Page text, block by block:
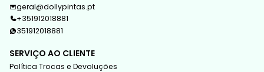
geral@dollypintas.pt
+351912018881
351912018881
SERVIÇO AO CLIENTE
Política Trocas e Devoluções